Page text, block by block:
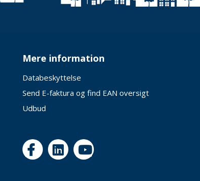
Mere information
Databeskyttelse
Send E-faktura og find EAN oversigt
Udbud